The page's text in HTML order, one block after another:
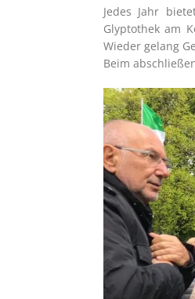
Jedes Jahr
Glyptothek am
Wieder gelang
Beim